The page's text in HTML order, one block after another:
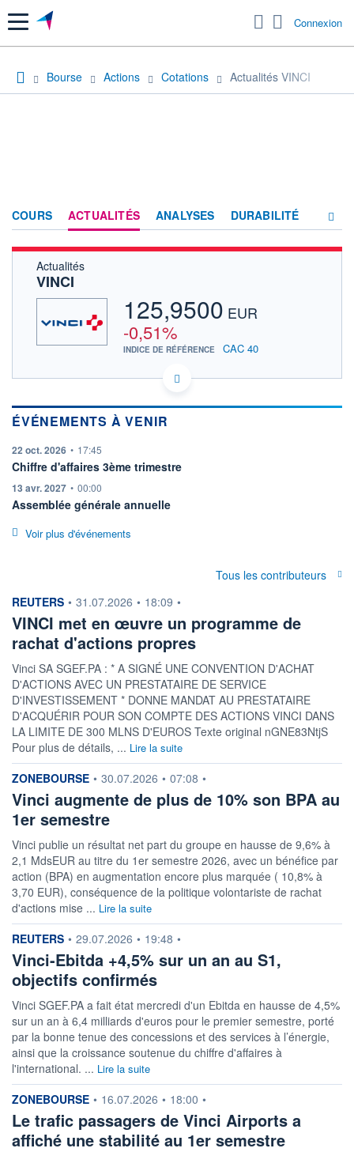
Menu Connexion
Bourse Actions Cotations Actualités VINCI
COURS ACTUALITÉS ANALYSES DURABILITÉ
FORUM
HISTORIQUE
ACTIONNAIRES
Actualités
VINCI
125,9500 EUR
-0,51%
INDICE DE RÉFÉRENCE CAC 40
EURONEXT PARIS DONNÉES TEMPS RÉEL
Politique d'exécution
Cotation sur les autres places
INDICE DE RÉFÉRENCE
OUVERTURE
126,5000 126,6000
+ HAUT + BAS
VOLUME
241 588
CAPITAL ÉCHANGÉ
0,04%
VALORISATION
73 937 MEUR
DERNIER ÉCHANGE
07.08.26 / 13:12:28
BAISSE
122,2000
HAUSSE
129,7000
RENDEMENT
ESTIMÉ 2026
4,33%
PER ESTIMÉ
DERNIER
DIVIDENDE
3,95 EUR (21/04/26)
DATE
DERNIER
DIVIDENDE
21/04/26
PROCHAIN
DIVIDENDE
-
ÉLIGIBILITÉ
SRD
PEA
BOURSOVIE LUX
CTO BUSINESS
+ ALERTE + PORTEFEUILLE + LISTE
ÉVÉNEMENTS À VENIR
information fournie par
22 oct. 2026 • 17:45
Chiffre d'affaires 3ème trimestre
information fournie par
13 avr. 2027 • 00:00
Assemblée générale annuelle
Voir plus d'événements
Tous les contributeurs
information fournie par
REUTERS • 31.07.2026 • 18:09 •
VINCI met en œuvre un programme de
rachat d'actions propres
Vinci SA SGEF.PA : * A SIGNÉ UNE CONVENTION D'ACHAT
D'ACTIONS AVEC UN PRESTATAIRE DE SERVICE
D'INVESTISSEMENT * DONNE MANDAT AU PRESTATAIRE
D'ACQUÉRIR POUR SON COMPTE DES ACTIONS VINCI DANS
LA LIMITE DE 300 MLNS D'EUROS Texte original nGNE83NtjS
Pour plus de détails, ... Lire la suite
information fournie par
ZONEBOURSE • 30.07.2026 • 07:08 •
Vinci augmente de plus de 10% son BPA au
1er semestre
Vinci publie un résultat net part du groupe en hausse de 9,6% à
2,1 MdsEUR au titre du 1er semestre 2026, avec un bénéfice par
action (BPA) en augmentation encore plus marquée ( 10,8% à
3,70 EUR), conséquence de la politique volontariste de rachat
d'actions mise ... Lire la suite
information fournie par
REUTERS • 29.07.2026 • 19:48 •
Vinci-Ebitda +4,5% sur un an au S1,
objectifs confirmés
Vinci SGEF.PA a fait état mercredi d'un Ebitda en hausse de 4,5%
sur un an à 6,4 milliards d'euros pour le premier semestre, porté
par la bonne tenue des concessions et des services à l’énergie,
ainsi que la croissance soutenue du chiffre d'affaires à
l'international. ... Lire la suite
information fournie par
ZONEBOURSE • 16.07.2026 • 18:00 •
Le trafic passagers de Vinci Airports a
affiché une stabilité au 1er semestre